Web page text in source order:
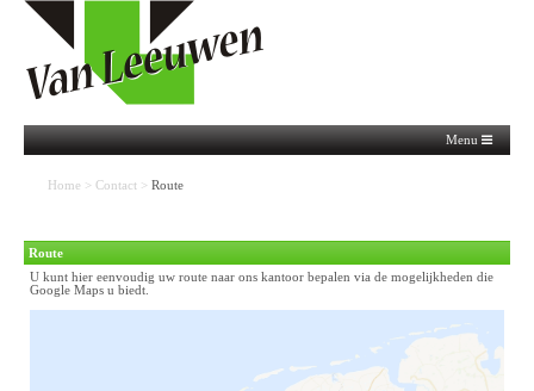
Menu
Home > Contact > Route
Route
U kunt hier eenvoudig uw route naar ons kantoor bepalen via de mogelijkheden die
Google Maps u biedt.